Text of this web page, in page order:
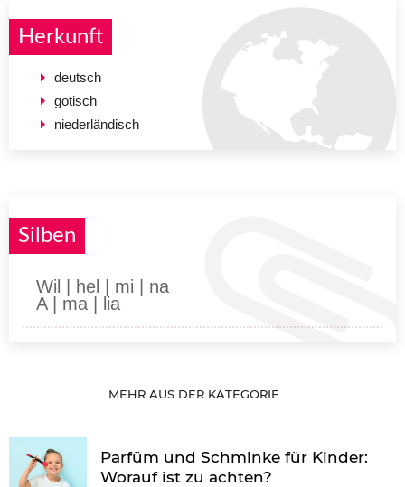
Herkunft
deutsch
gotisch
niederländisch
Silben
Wil | hel | mi | na
A | ma | lia
MEHR AUS DER KATEGORIE
Parfüm und Schminke für Kinder:
Worauf ist zu achten?